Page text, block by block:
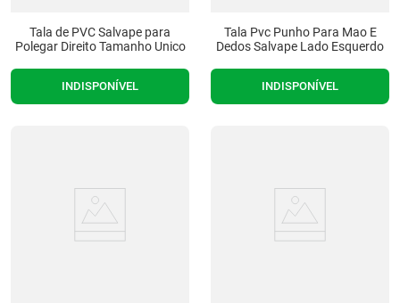
Tala de PVC Salvape para
Polegar Direito Tamanho Unico
INDISPONÍVEL
Tala Pvc Punho Para Mao E
Dedos Salvape Lado Esquerdo
INDISPONÍVEL